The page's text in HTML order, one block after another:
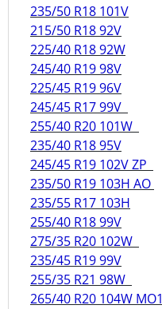
235/50 R18 101V
215/50 R18 92V
225/40 R18 92W
245/40 R19 98V
225/45 R19 96V
245/45 R17 99V
255/40 R20 101W
235/40 R18 95V
245/45 R19 102V ZP
235/50 R19 103H AO
235/55 R17 103H
255/40 R18 99V
275/35 R20 102W
235/45 R19 99V
255/35 R21 98W
265/40 R20 104W MO1